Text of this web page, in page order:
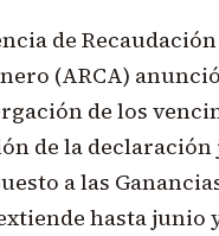
de
(ARCA)
de los
de la declaración
a las
hasta junio